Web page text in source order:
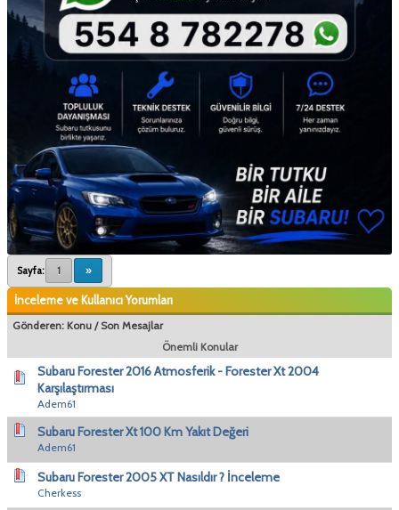
Sayfa: 1 »
İnceleme ve Kullanıcı Yorumları
Gönderen: Konu / Son Mesajlar
Önemli Konular
Subaru Forester 2016 Atmosferik - Forester Xt 2004
Karşılaştırması
Adem61
Subaru Forester Xt 100 Km Yakıt Değeri
Adem61
Subaru Forester 2005 XT Nasıldır ? İnceleme
Cherkess